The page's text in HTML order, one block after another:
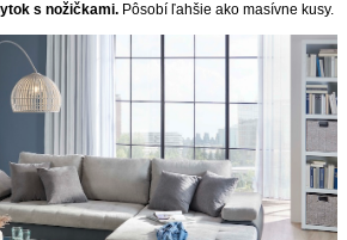
s nožičkami. Pôsobí ľahšie ako masívne kusy.